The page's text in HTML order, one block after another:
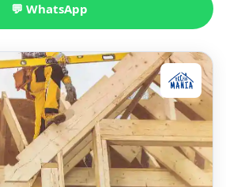
💬 WhatsApp